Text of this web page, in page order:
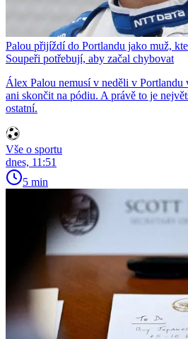
Palou přijíždí do Portlandu jako muž,
Soupeři potřebují, aby začal chybovat
Álex Palou nemusí v neděli v Portlandu
ani skončit na pódiu. A právě to je
ostatní.
Vše o sportu
dnes, 11:51
5 min